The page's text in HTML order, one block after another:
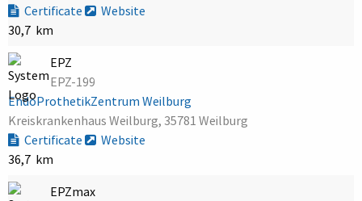
Certificate
Website
30,7 km
EPZ
EPZ-199
EndoProthetikZentrum Weilburg
Kreiskrankenhaus Weilburg, 35781 Weilburg
Certificate
Website
36,7 km
EPZmax